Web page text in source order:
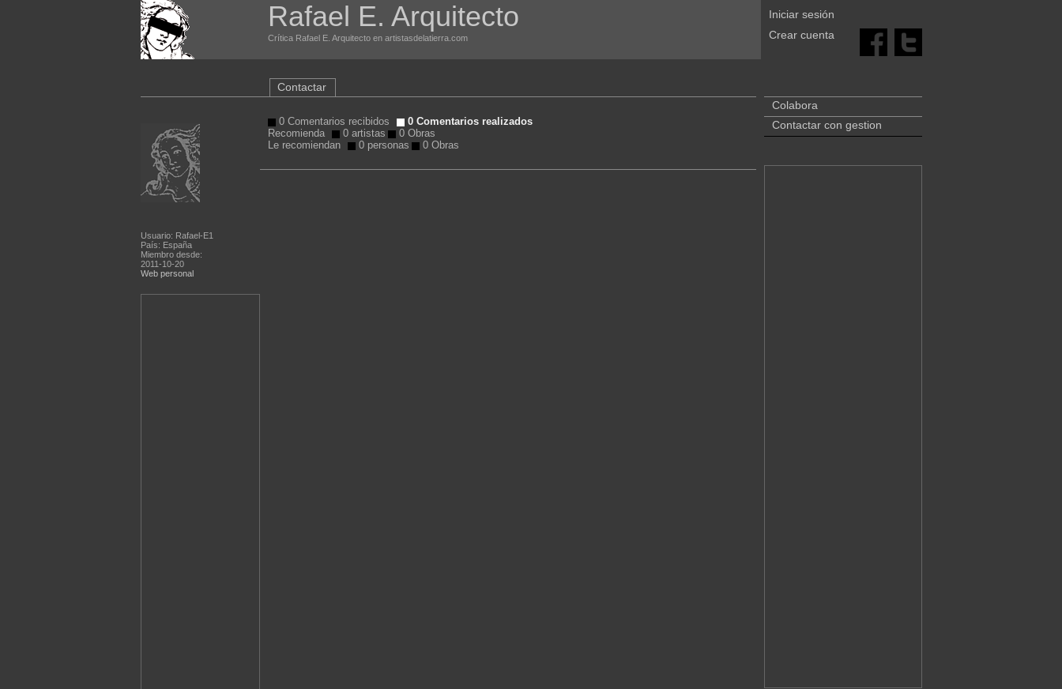
Rafael E. Arquitecto
Crítica Rafael E. Arquitecto en artistasdelatierra.com
Iniciar sesión
Crear cuenta
Usuario: Rafael-E1
País: España
Miembro desde:
2011-10-20
Web personal
Contactar
0 Comentarios recibidos
0 Comentarios realizados
Recomienda
0 artistas
0 Obras
Le recomiendan
0 personas 0 Obras
Colabora
Contactar con gestion